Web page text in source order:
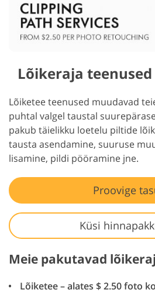
Lõikeraja teenused
Lõiketee teenused muudavad
puhtal valgel taustal
pakub täielikku loetelu piltide
tausta asendamine, suuruse
lisamine, pildi pööramine jne.
Proovige
Küsi
Meie pakutavad
Lõiketee – alates $ 2.50 foto